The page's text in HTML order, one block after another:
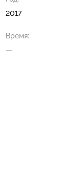
2017
Время:
—